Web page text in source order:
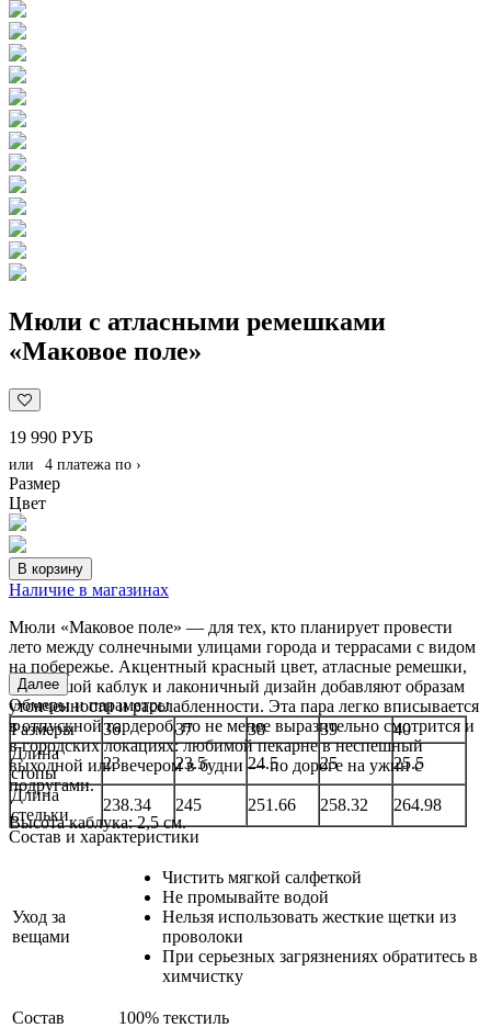
Мюли с атласными ремешками
«Маковое поле»
19 990 РУБ
или 4 платежа по ›
Размер
Цвет
В корзину
Наличие в магазинах
Мюли «Маковое поле» — для тех, кто планирует провести
лето между солнечными улицами города и террасами с видом
на побережье. Акцентный красный цвет, атласные ремешки,
небольшой каблук и лаконичный дизайн добавляют образам
утонченности и расслабленности. Эта пара легко вписывается
в отпускной гардероб, но не менее выразительно смотрится и
в городских локациях: любимой пекарне в неспешный
выходной или вечером в будни — по дороге на ужин с
подругами.
Высота каблука: 2,5 см.
Далее
Обмеры и параметры
Размеры
36 37 38 39
40
Длина
стопы
23 23.5 24.5 25
25.5
Длина
стельки
238.34 245 251.66 258.32
264.98
Состав и характеристики
Уход за
вещами
Чистить мягкой салфеткой
Не промывайте водой
Нельзя использовать жесткие щетки из
проволоки
При серьезных загрязнениях обратитесь в
химчистку
Состав
100% текстиль